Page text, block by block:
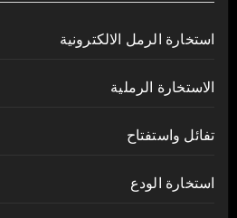
استخارة الرمل الالكترونية
الاستخارة الرملية
تفائل واستفتاح
استخارة الودع